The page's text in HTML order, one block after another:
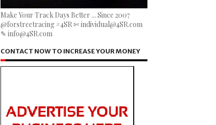
Make Your Track Days Better ... Since 2007
@forstreetracing #4SR ✄ individual@4SR.com
✎ info@4SR.com
CONTACT NOW TO INCREASE YOUR MONEY